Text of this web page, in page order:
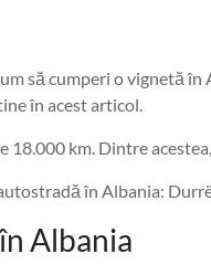
să cumperi o vignetă
în acest articol.
18.000 km. Dintre
în Albania:
Albania